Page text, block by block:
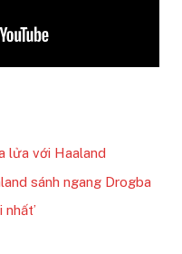
lửa với Haaland
sánh ngang Drogba